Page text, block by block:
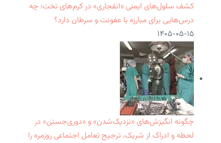
کشف سلول‌های ایمنی «انفجاری» در کرم‌های تخت؛ چه
درس‌هایی برای مبارزه با عفونت و سرطان دارد؟
۱۴۰۵-۰۵-۱۵
چگونه انگیزش‌های «نزدیک‌شدن» و «دوری‌جستن» در
لحظه و ادراک از شریک، ترجیح تعامل اجتماعی روزمره را